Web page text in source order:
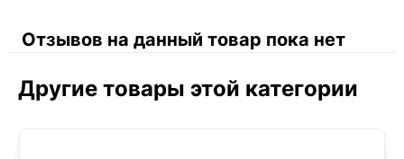
Отзывов на данный товар пока нет
Другие товары этой категории